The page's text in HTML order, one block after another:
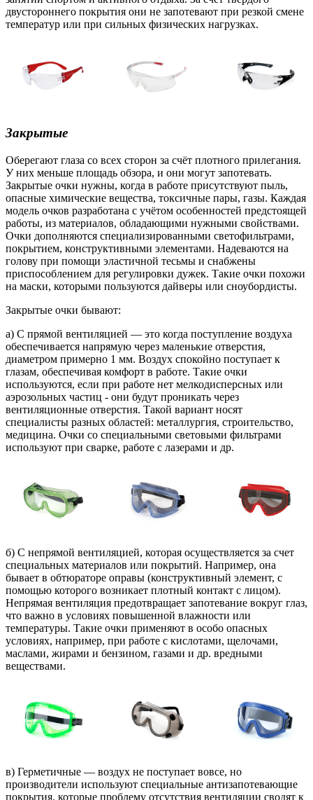
двустороннего покрытия они не запотевают при резкой смене
температур или при сильных физических нагрузках.
Закрытые
Оберегают глаза со всех сторон за счёт плотного прилегания.
У них меньше площадь обзора, и они могут запотевать.
Закрытые очки нужны, когда в работе присутствуют пыль,
опасные химические вещества, токсичные пары, газы. Каждая
модель очков разработана с учётом особенностей предстоящей
работы, из материалов, обладающими нужными свойствами.
Очки дополняются специализированными светофильтрами,
покрытием, конструктивными элементами. Надеваются на
голову при помощи эластичной тесьмы и снабжены
приспособлением для регулировки дужек. Такие очки похожи
на маски, которыми пользуются дайверы или сноубордисты.
Закрытые очки бывают:
а) С прямой вентиляцией — это когда поступление воздуха
обеспечивается напрямую через маленькие отверстия,
диаметром примерно 1 мм. Воздух спокойно поступает к
глазам, обеспечивая комфорт в работе. Такие очки
используются, если при работе нет мелкодисперсных или
аэрозольных частиц - они будут проникать через
вентиляционные отверстия. Такой вариант носят
специалисты разных областей: металлургия, строительство,
медицина. Очки со специальными световыми фильтрами
используют при сварке, работе с лазерами и др.
б) С непрямой вентиляцией, которая осуществляется за счет
специальных материалов или покрытий. Например, она
бывает в обтюраторе оправы (конструктивный элемент, с
помощью которого возникает плотный контакт с лицом).
Непрямая вентиляция предотвращает запотевание вокруг глаз,
что важно в условиях повышенной влажности или
температуры. Такие очки применяют в особо опасных
условиях, например, при работе с кислотами, щелочами,
маслами, жирами и бензином, газами и др. вредными
веществами.
в) Герметичные — воздух не поступает вовсе, но
производители используют специальные антизапотевающие
покрытия, которые проблему отсутствия вентиляции сводят к